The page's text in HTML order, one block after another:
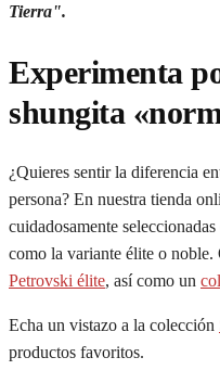
Tierra".
Experimenta
shungita
¿Quieres sentir la diferencia
persona? En nuestra tienda
cuidadosamente
como la variante élite o noble.
Petrovski élite, así como un
Echa un vistazo a la colección
productos favoritos.